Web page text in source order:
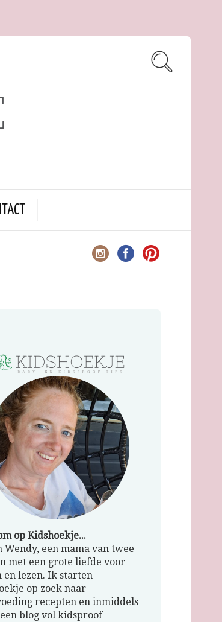
op Kidshoekje...
Wendy, een mama van twee
met een grote liefde voor
en lezen. Ik starten
op zoek naar
recepten en inmiddels
blog vol kidsproof